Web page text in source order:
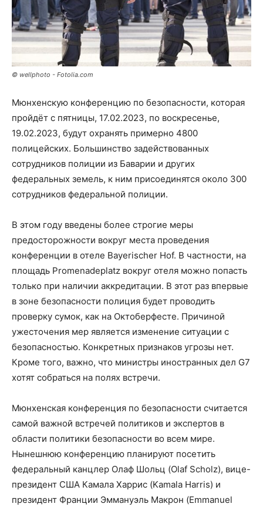
© wellphoto - Fotolia.com
Мюнхенскую конференцию по безопасности, которая
пройдёт с пятницы, 17.02.2023, по воскресенье,
19.02.2023, будут охранять примерно 4800
полицейских. Большинство задействованных
сотрудников полиции из Баварии и других
федеральных земель, к ним присоединятся около 300
сотрудников федеральной полиции.
В этом году введены более строгие меры
предосторожности вокруг места проведения
конференции в отеле Bayerischer Hof. В частности, на
площадь Promenadeplatz вокруг отеля можно попасть
только при наличии аккредитации. В этот раз впервые
в зоне безопасности полиция будет проводить
проверку сумок, как на Октоберфесте. Причиной
ужесточения мер является изменение ситуации с
безопасностью. Конкретных признаков угрозы нет.
Кроме того, важно, что министры иностранных дел G7
хотят собраться на полях встречи.
Мюнхенская конференция по безопасности считается
самой важной встречей политиков и экспертов в
области политики безопасности во всем мире.
Нынешнюю конференцию планируют посетить
федеральный канцлер Олаф Шольц (Olaf Scholz), вице-
президент США Камала Харрис (Kamala Harris) и
президент Франции Эммануэль Макрон (Emmanuel